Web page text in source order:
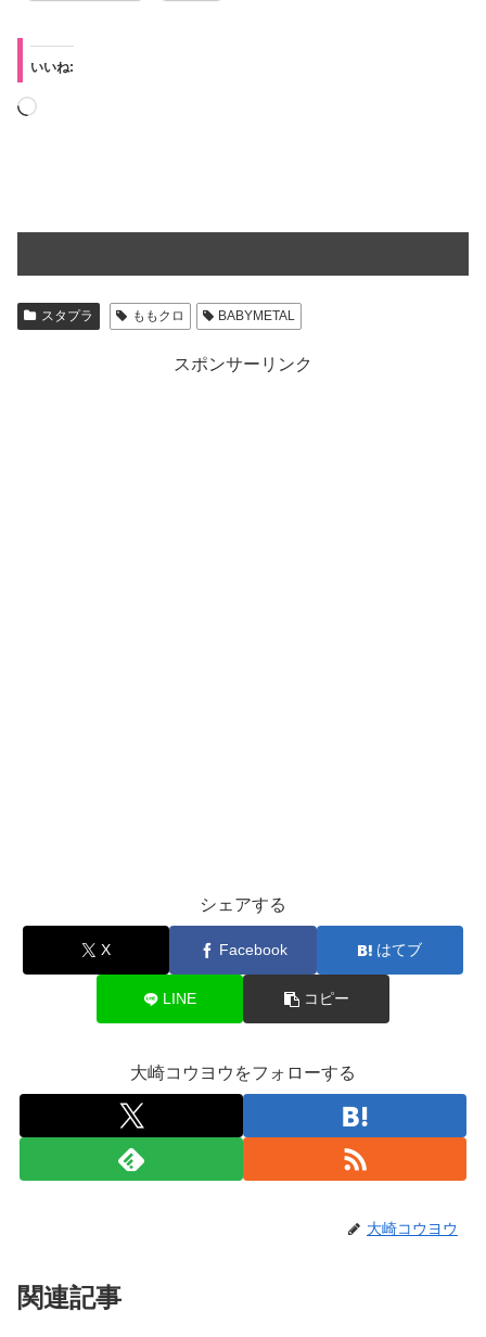
いいね:
読
中…
スタプラ ももクロ BABYMETAL
スポンサーリンク
シェアする
X Facebook はてブ
LINE コピー
大崎コウヨウをフォローする
大崎コウヨウ
関連記事